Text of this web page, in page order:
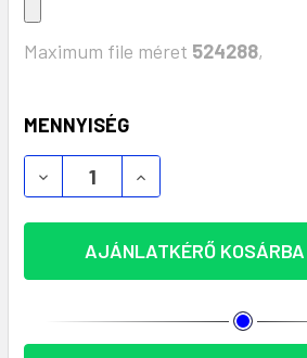
Maximum file méret 524288,
KÉSZLET:
MENNYISÉG
AJÁNLATKÉRŐ